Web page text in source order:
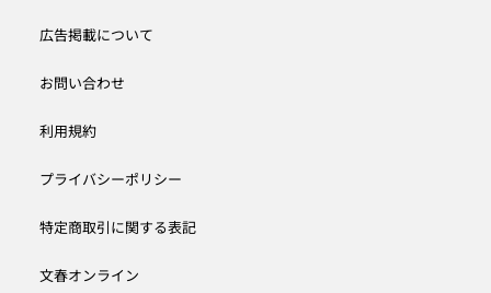
広告掲載について
お問い合わせ
利用規約
プライバシーポリシー
特定商取引に関する表記
文春オンライン